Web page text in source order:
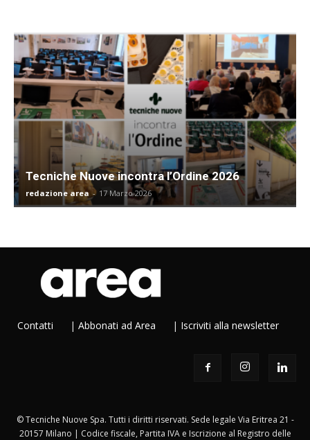
Tecniche Nuove incontra l’Ordine 2026
redazione area - 17 Marzo 2026
Contatti | Abbonati ad Area | Iscriviti alla newsletter
© Tecniche Nuove Spa. Tutti i diritti riservati. Sede legale Via Eritrea 21 -
20157 Milano | Codice fiscale, Partita IVA e Iscrizione al Registro delle